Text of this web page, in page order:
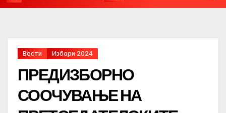
Вести Избори 2024
ПРЕДИЗБОРНО
СООЧУВАЊЕ НА